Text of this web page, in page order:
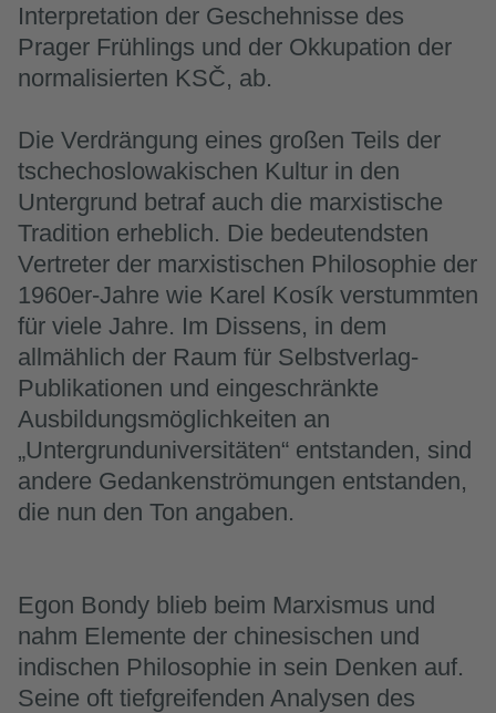
Interpretation der Geschehnisse des
Prager Frühlings und der Okkupation der
normalisierten KSČ, ab.
Die Verdrängung eines großen Teils der
tschechoslowakischen Kultur in den
Untergrund betraf auch die marxistische
Tradition erheblich. Die bedeutendsten
Vertreter der marxistischen Philosophie der
1960er-Jahre wie Karel Kosík verstummten
für viele Jahre. Im Dissens, in dem
allmählich der Raum für Selbstverlag-
Publikationen und eingeschränkte
Ausbildungsmöglichkeiten an
„Untergrunduniversitäten“ entstanden, sind
andere Gedankenströmungen entstanden,
die nun den Ton angaben.
Egon Bondy blieb beim Marxismus und
nahm Elemente der chinesischen und
indischen Philosophie in sein Denken auf.
Seine oft tiefgreifenden Analysen des